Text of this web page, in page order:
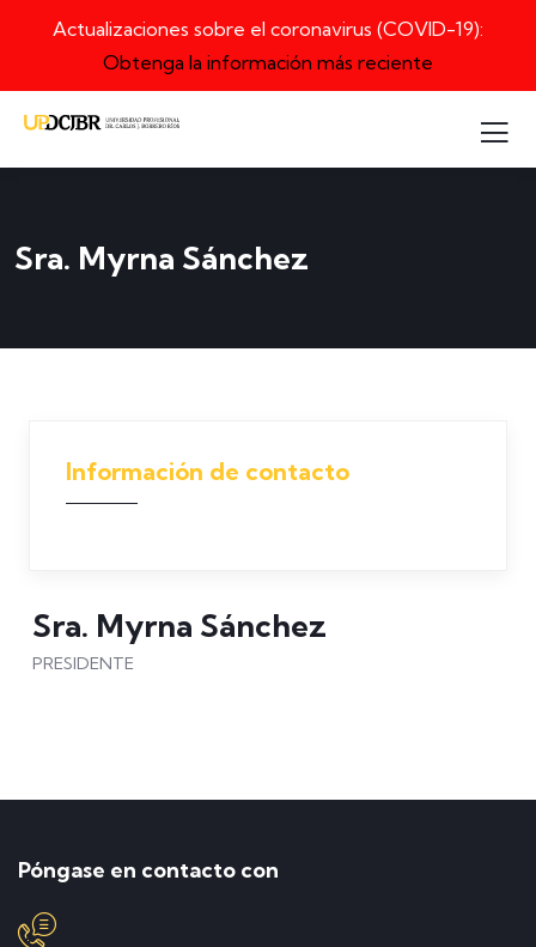
Actualizaciones sobre el coronavirus (COVID-19):
Obtenga la información más reciente
Sra. Myrna Sánchez
Información de contacto
Sra. Myrna Sánchez
PRESIDENTE
Póngase en contacto con